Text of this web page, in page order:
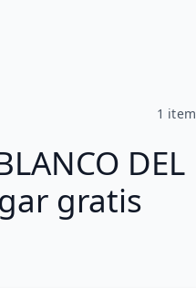
1 item
DEL
gratis